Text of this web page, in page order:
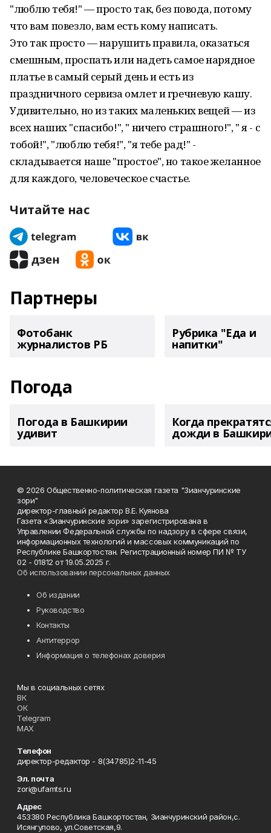
"люблю тебя!" — просто так, без повода, потому
что вам повезло, вам есть кому написать.
Это так просто — нарушить правила, оказаться
смешным, проспать или надеть самое нарядное
платье в самый серый день и есть из
праздничного сервиза омлет и гречневую кашу.
Удивительно, но из таких маленьких вещей — из
всех наших "спасибо!", " ничего страшного!", " я - с
тобой!", "люблю тебя!", "я тебе рад!" -
складывается наше "простое", но такое желанное
для каждого, человеческое счастье.
Читайте нас
Партнеры
Фотобанк
журналистов РБ
Рубрика "Еда и
напитки"
Погода
Погода в Башкирии
удивит
Когда
дожди в
© 2026 Общественно-политическая газета "Зианчуринские
зори"
директор-главный редактор В.Е. Куянова
Газета «Зианчуринские зори» зарегистрирована в
Управлении Федеральной службы по надзору в сфере связи,
информационных технологий и массовых коммуникаций по
Республике Башкортостан. Регистрационный номер ПИ № ТУ
02 - 01812 от 19.05.2025 г.
Об использовании персональных данных
Об издании
Руководство
Контакты
Антитеррор
Информация о телефонах доверия
Мы в социальных сетях
ВК
ОК
Telegram
MAX
Телефон
директор-редактор - 8(34785)2-11-45
Эл. почта
zori@ufamts.ru
Адрес
453380 Республика Башкортостан, Зианчуринский район,с.
Исянгулово, ул.Советская,9.